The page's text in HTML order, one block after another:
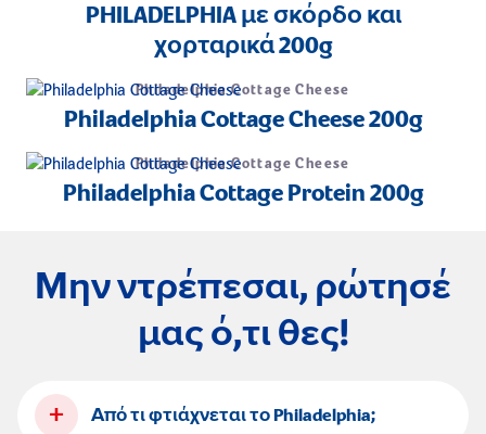
PHILADELPHIA με σκόρδο και
χορταρικά 200g
Philadelphia Cottage Cheese
Philadelphia Cottage Cheese 200g
Philadelphia Cottage Cheese
Philadelphia Cottage Protein 200g
Μην ντρέπεσαι, ρώτησέ
μας ό,τι θες!
+ Από τι φτιάχνεται το Philadelphia;